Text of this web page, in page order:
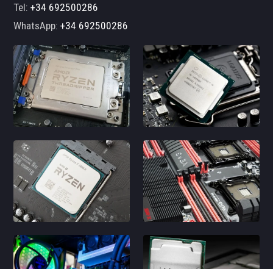
Tel:+34 692500286
WhatsApp:+34 692500286